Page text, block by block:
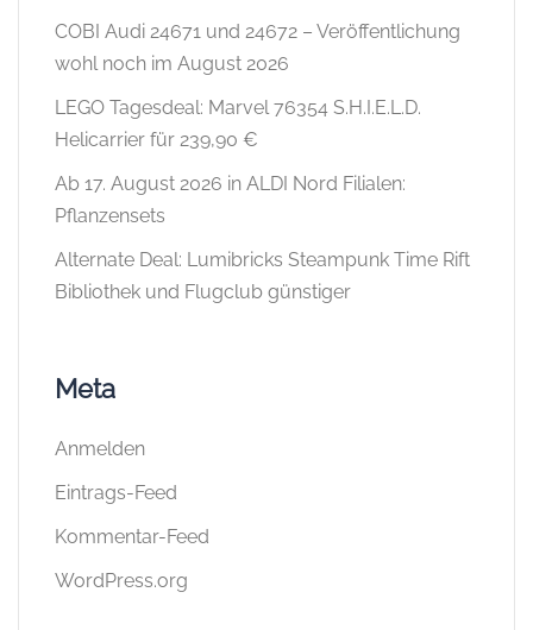
COBI Audi 24671 und 24672 – Veröffentlichung
wohl noch im August 2026
LEGO Tagesdeal: Marvel 76354 S.H.I.E.L.D.
Helicarrier für 239,90 €
Ab 17. August 2026 in ALDI Nord Filialen:
Pflanzensets
Alternate Deal: Lumibricks Steampunk Time Rift
Bibliothek und Flugclub günstiger
Meta
Anmelden
Eintrags-Feed
Kommentar-Feed
WordPress.org